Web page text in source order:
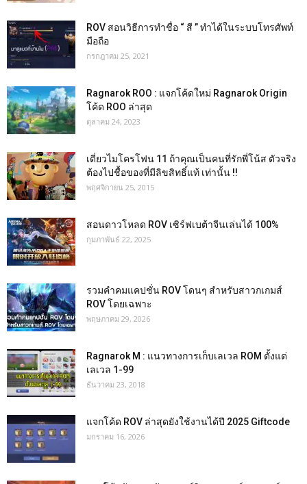
ROV สอนวิธีการทำชื่อ “ สี ” ทำได้ในระบบโทรศัพท์
มือถือ
กรกฎาคม 25, 2021
Ragnarok ROO : แจกโค้ดใหม่ Ragnarok Origin
โค้ด ROO ล่าสุด
ตุลาคม 24, 2023
เดี่ยวไมโครโฟน 11 ถ้าคุณเป็นคนที่รักพี่โน้ส ตัวจริง
ต้องไปชื้อของที่มีลิขสิทธิ์แท้ เท่านั้น !!
พฤศจิกายน 25, 2015
สอนดาวโหลด ROV เซิร์ฟเบต้าจีนเล่นได้ 100%
กุมภาพันธ์ 22, 2025
รวมคำคมแคปชั่น ROV โดนๆ สำหรับสาวกเกมส์
ROV โดยเฉพาะ
พฤษภาคม 29, 2026
Ragnarok M : แนวทางการเก็บเลเวล ROM ตั้งแต่
เลเวล 1-99
ธันวาคม 23, 2018
แจกโค้ด ROV ล่าสุดยังใช้งานได้ปี 2025 Giftcode
มกราคม 16, 2026